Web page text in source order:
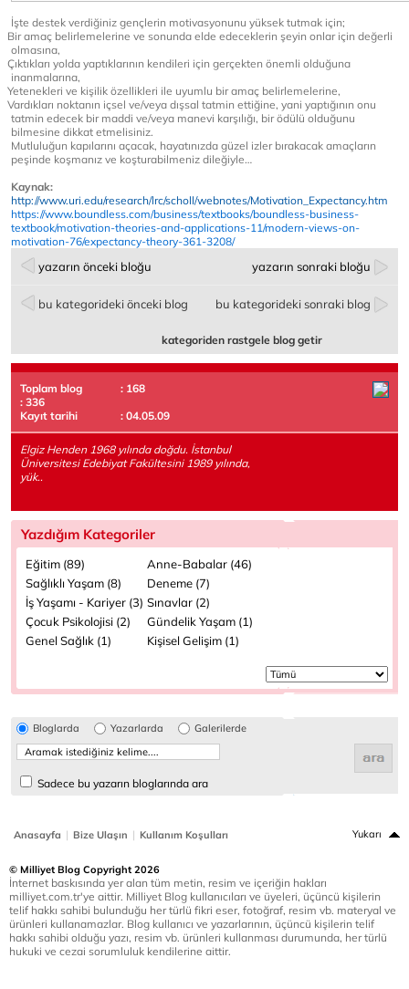
İşte destek verdiğiniz gençlerin motivasyonunu yüksek tutmak için;
Bir amaç belirlemelerine ve sonunda elde edeceklerin şeyin onlar için değerli
olmasına,
Çıktıkları yolda yaptıklarının kendileri için gerçekten önemli olduğuna
inanmalarına,
Yetenekleri ve kişilik özellikleri ile uyumlu bir amaç belirlemelerine,
Vardıkları noktanın içsel ve/veya dışsal tatmin ettiğine, yani yaptığının onu
tatmin edecek bir maddi ve/veya manevi karşılığı, bir ödülü olduğunu
bilmesine dikkat etmelisiniz.
Mutluluğun kapılarını açacak, hayatınızda güzel izler bırakacak amaçların
peşinde koşmanız ve koşturabilmeniz dileğiyle…
Kaynak:
http://www.uri.edu/research/lrc/scholl/webnotes/Motivation_Expectancy.htm
https://www.boundless.com/business/textbooks/boundless-business-
textbook/motivation-theories-and-applications-11/modern-views-on-
motivation-76/expectancy-theory-361-3208/
yazarın önceki bloğu yazarın sonraki bloğu
bu kategorideki önceki blog bu kategorideki sonraki blog
kategoriden rastgele blog getir
Toplam blog
: 168
: 336
Kayıt tarihi
: 04.05.09
Elgiz Henden 1968 yılında doğdu. İstanbul
Üniversitesi Edebiyat Fakültesini 1989 yılında,
yük..
Yazdığım Kategoriler
Eğitim (89)
Anne-Babalar (46)
Sağlıklı Yaşam (8)
Deneme (7)
İş Yaşamı - Kariyer (3) Sınavlar (2)
Çocuk Psikolojisi (2)
Gündelik Yaşam (1)
Genel Sağlık (1)
Kişisel Gelişim (1)
Bloglarda Yazarlarda Galerilerde
Sadece bu yazarın bloglarında ara
Anasayfa | Bize Ulaşın | Kullanım Koşulları Yukarı
© Milliyet Blog Copyright 2026
İnternet baskısında yer alan tüm metin, resim ve içeriğin hakları
milliyet.com.tr'ye aittir. Milliyet Blog kullanıcıları ve üyeleri, üçüncü kişilerin
telif hakkı sahibi bulunduğu her türlü fikri eser, fotoğraf, resim vb. materyal ve
ürünleri kullanamazlar. Blog kullanıcı ve yazarlarının, üçüncü kişilerin telif
hakkı sahibi olduğu yazı, resim vb. ürünleri kullanması durumunda, her türlü
hukuki ve cezai sorumluluk kendilerine aittir.